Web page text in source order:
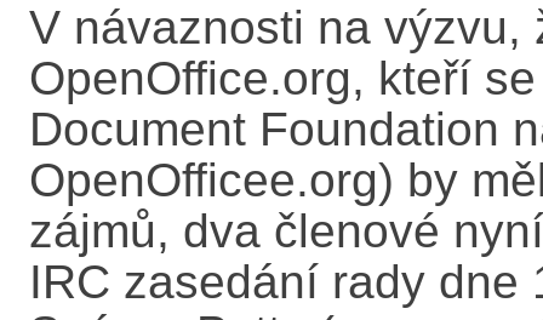
V návaznosti na výzvu,
OpenOffice.org, kteří
Document Foundation
OpenOfficee.org) by
zájmů, dva členové
IRC zasedání rady dne